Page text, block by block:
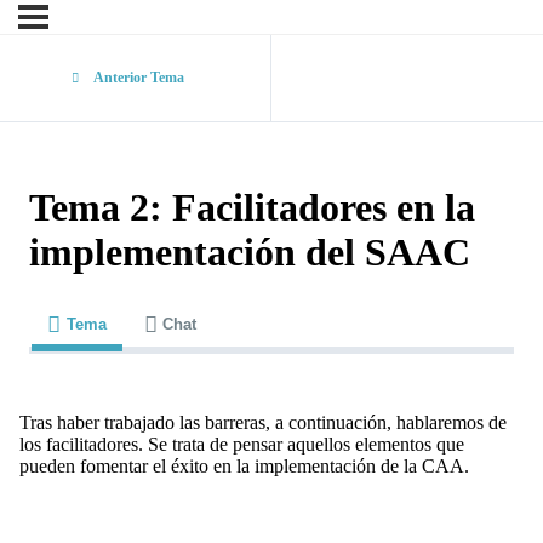
Anterior Tema
Tema 2: Facilitadores en la
implementación del SAAC
Tema Chat
Tras haber trabajado las barreras, a continuación, hablaremos de
los facilitadores. Se trata de pensar aquellos elementos que
pueden fomentar el éxito en la implementación de la CAA.